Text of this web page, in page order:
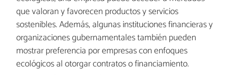
que valoran y favorecen productos y servicios
sostenibles. Además, algunas instituciones financieras y
organizaciones gubernamentales también pueden
mostrar preferencia por empresas con enfoques
ecológicos al otorgar contratos o financiamiento.